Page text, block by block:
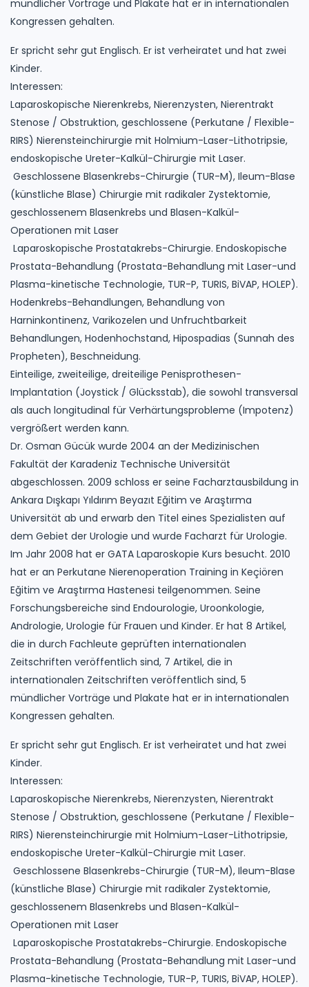
mündlicher Vorträge und Plakate hat er in internationalen
Kongressen gehalten.
Er spricht sehr gut Englisch. Er ist verheiratet und hat zwei
Kinder.
Interessen:
Laparoskopische Nierenkrebs, Nierenzysten, Nierentrakt
Stenose / Obstruktion, geschlossene (Perkutane / Flexible-
RIRS) Nierensteinchirurgie mit Holmium-Laser-Lithotripsie,
endoskopische Ureter-Kalkül-Chirurgie mit Laser.
Geschlossene Blasenkrebs-Chirurgie (TUR-M), Ileum-Blase
(künstliche Blase) Chirurgie mit radikaler Zystektomie,
geschlossenem Blasenkrebs und Blasen-Kalkül-
Operationen mit Laser
Laparoskopische Prostatakrebs-Chirurgie. Endoskopische
Prostata-Behandlung (Prostata-Behandlung mit Laser-und
Plasma-kinetische Technologie, TUR-P, TURIS, BiVAP, HOLEP).
Hodenkrebs-Behandlungen, Behandlung von
Harninkontinenz, Varikozelen und Unfruchtbarkeit
Behandlungen, Hodenhochstand, Hipospadias (Sunnah des
Propheten), Beschneidung.
Einteilige, zweiteilige, dreiteilige Penisprothesen-
Implantation (Joystick / Glücksstab), die sowohl transversal
als auch longitudinal für Verhärtungsprobleme (Impotenz)
vergrößert werden kann.
Dr. Osman Gücük wurde 2004 an der Medizinischen
Fakultät der Karadeniz Technische Universität
abgeschlossen. 2009 schloss er seine Facharztausbildung in
Ankara Dışkapı Yıldırım Beyazıt Eğitim ve Araştırma
Universität ab und erwarb den Titel eines Spezialisten auf
dem Gebiet der Urologie und wurde Facharzt für Urologie.
Im Jahr 2008 hat er GATA Laparoskopie Kurs besucht. 2010
hat er an Perkutane Nierenoperation Training in Keçiören
Eğitim ve Araştırma Hastenesi teilgenommen. Seine
Forschungsbereiche sind Endourologie, Uroonkologie,
Andrologie, Urologie für Frauen und Kinder. Er hat 8 Artikel,
die in durch Fachleute geprüften internationalen
Zeitschriften veröffentlich sind, 7 Artikel, die in
internationalen Zeitschriften veröffentlich sind, 5
mündlicher Vorträge und Plakate hat er in internationalen
Kongressen gehalten.
Er spricht sehr gut Englisch. Er ist verheiratet und hat zwei
Kinder.
Interessen:
Laparoskopische Nierenkrebs, Nierenzysten, Nierentrakt
Stenose / Obstruktion, geschlossene (Perkutane / Flexible-
RIRS) Nierensteinchirurgie mit Holmium-Laser-Lithotripsie,
endoskopische Ureter-Kalkül-Chirurgie mit Laser.
Geschlossene Blasenkrebs-Chirurgie (TUR-M), Ileum-Blase
(künstliche Blase) Chirurgie mit radikaler Zystektomie,
geschlossenem Blasenkrebs und Blasen-Kalkül-
Operationen mit Laser
Laparoskopische Prostatakrebs-Chirurgie. Endoskopische
Prostata-Behandlung (Prostata-Behandlung mit Laser-und
Plasma-kinetische Technologie, TUR-P, TURIS, BiVAP, HOLEP).